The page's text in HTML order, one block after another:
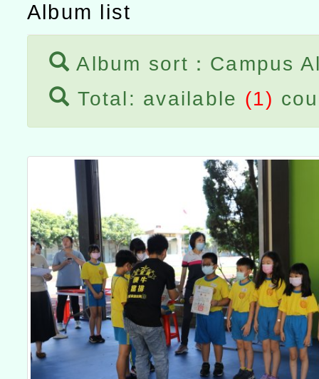
措施，延長至115年9月28
Album list
Album sort：Campus
Total: available (1)